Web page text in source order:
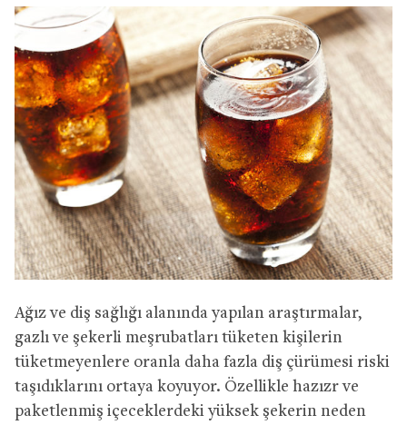
Ağız ve diş sağlığı alanında yapılan araştırmalar,
gazlı ve şekerli meşrubatları tüketen kişilerin
tüketmeyenlere oranla daha fazla diş çürümesi riski
taşıdıklarını ortaya koyuyor. Özellikle hazızr ve
paketlenmiş içeceklerdeki yüksek şekerin neden